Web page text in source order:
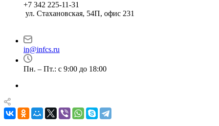
+7 342 225-11-31
ул. Стахановская, 54П, офис 231
in@infcs.ru
Пн. – Пт.: с 9:00 до 18:00